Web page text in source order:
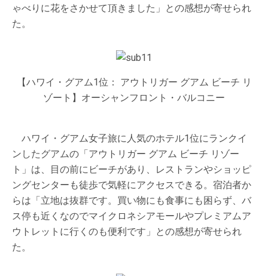
ゃべりに花をさかせて頂きました」との感想が寄せられ
た。
【ハワイ・グアム1位： アウトリガー グアム ビーチ リ
ゾート】オーシャンフロント・バルコニー
ハワイ・グアム女子旅に人気のホテル1位にランクイ
ンしたグアムの「アウトリガー グアム ビーチ リゾー
ト」は、目の前にビーチがあり、レストランやショッピ
ングセンターも徒歩で気軽にアクセスできる。宿泊者か
らは「立地は抜群です。買い物にも食事にも困らず、バ
ス停も近くなのでマイクロネシアモールやプレミアムア
ウトレットに行くのも便利です」との感想が寄せられ
た。